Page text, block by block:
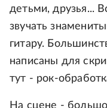
детьми, друзья...
звучать
гитару.
написаны для
тут - рок-
На сцене -